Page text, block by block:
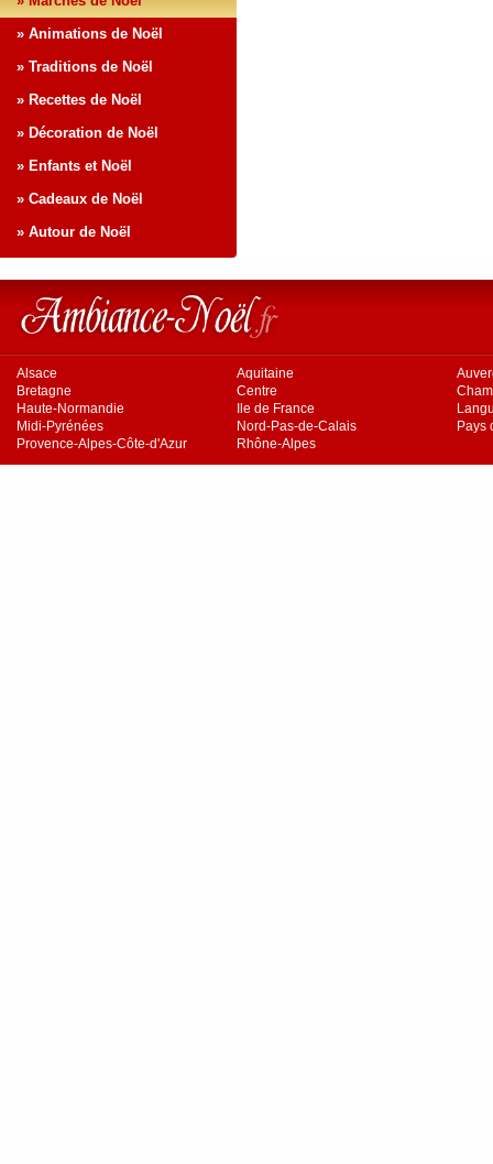
» Animations de Noël
» Traditions de Noël
» Recettes de Noël
» Décoration de Noël
» Enfants et Noël
» Cadeaux de Noël
» Autour de Noël
Alsace Aquitaine
Bretagne
Centre
Haute-Normandie
Ile de France
Midi-Pyrénées
Nord-Pas-de-Calais
Pays
Provence-Alpes-Côte-d'Azur
Rhône-Alpes